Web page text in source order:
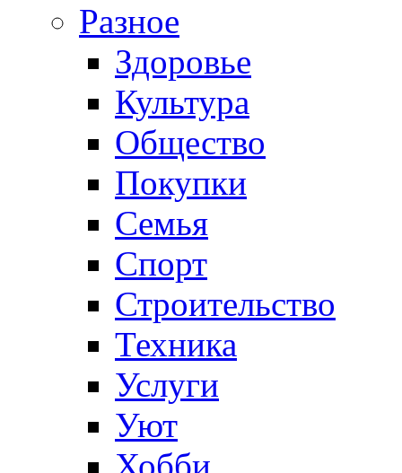
Разное
Здоровье
Культура
Общество
Покупки
Семья
Спорт
Строительство
Техника
Услуги
Уют
Хобби